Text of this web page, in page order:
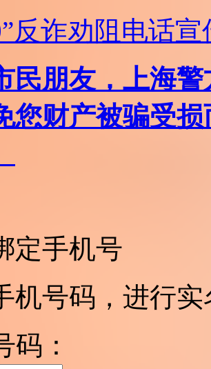
反诈劝阻电话宣
民朋友，上海
您财产被骗受
定手机号
机号码，进行
码：